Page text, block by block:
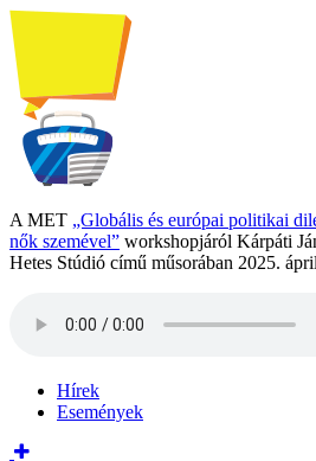
A MET „Globális és európai politikai
nők szemével” workshopjáról Kárpáti
Hetes Stúdió című műsorában 2025.
Hírek
Események